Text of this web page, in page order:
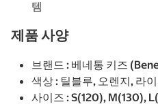
템
제품 사양
브랜드 : 베네통 키즈
색상 : 틸블루, 오렌지, 라
사이즈 : S(120), M(130),